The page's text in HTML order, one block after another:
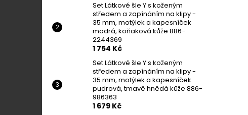
Set Látkové šle Y s koženým
středem a zapínáním na klipy -
35 mm, motýlek a kapesníček
modrá, koňaková kůže 886-
2244369
1 754 Kč
Set Látkové šle Y s koženým
středem a zapínáním na klipy -
35 mm, motýlek a kapesníček
pudrová, tmavě hnědá kůže 886-
986363
1 679 Kč